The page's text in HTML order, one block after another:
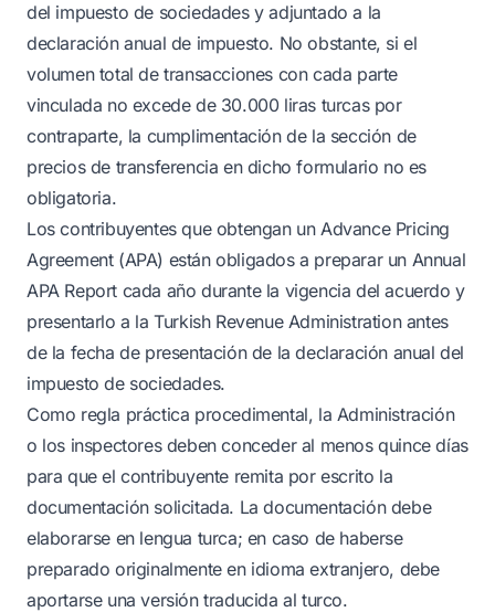
del impuesto de sociedades y adjuntado a la
declaración anual de impuesto. No obstante, si el
volumen total de transacciones con cada parte
vinculada no excede de 30.000 liras turcas por
contraparte, la cumplimentación de la sección de
precios de transferencia en dicho formulario no es
obligatoria.
Los contribuyentes que obtengan un Advance Pricing
Agreement (APA) están obligados a preparar un Annual
APA Report cada año durante la vigencia del acuerdo y
presentarlo a la Turkish Revenue Administration antes
de la fecha de presentación de la declaración anual del
impuesto de sociedades.
Como regla práctica procedimental, la Administración
o los inspectores deben conceder al menos quince días
para que el contribuyente remita por escrito la
documentación solicitada. La documentación debe
elaborarse en lengua turca; en caso de haberse
preparado originalmente en idioma extranjero, debe
aportarse una versión traducida al turco.